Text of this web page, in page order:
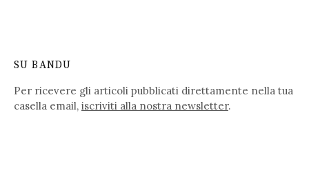
SU BANDU
Per ricevere gli articoli pubblicati direttamente nella tua
casella email, iscriviti alla nostra newsletter.